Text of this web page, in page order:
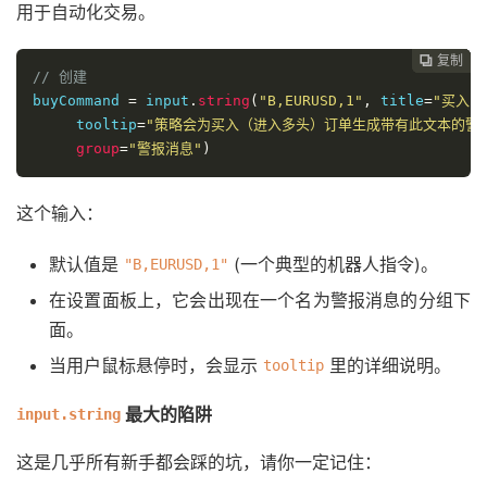
用于自动化交易。
 复制
 复制
 复制
 复制
 复制
// 创建
buyCommand = input . string ( "B,EURUSD,1" , title="买入 (
     tooltip
="策略会为买入（进入多头）订单生成带有此文本的警
group="警报消息" )
这个输入：
默认值是 "B,EURUSD,1" (一个典型的机器人指令)。
在设置面板上，它会出现在一个名为警报消息的分组下
面。
当用户鼠标悬停时，会显示 tooltip 里的详细说明。
input.string 最大的陷阱
这是几乎所有新手都会踩的坑，请你一定记住：